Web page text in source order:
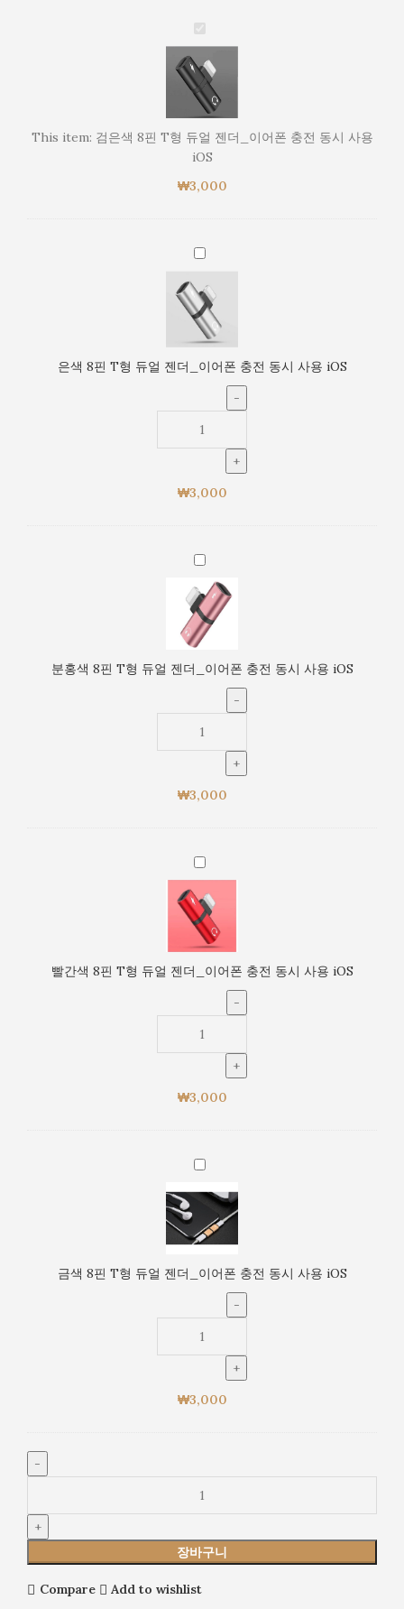
검
은
색
8
핀
형
듀
얼
_
어
폰
충
전
동
용
This item: 검은색 8핀 T형 듀얼 젠더_이어폰 충전 동시 사용
iOS
₩3,000
은
8
핀
T
형
듀
젠
더
_
어
동
시
사
용
iOS
은색 8핀 T형 듀얼 젠더_이어폰 충전 동시 사용 iOS
₩3,000
분
색
8
핀
형
얼
젠
이
충
동
시
사
용
iOS
분홍색 8핀 T형 듀얼 젠더_이어폰 충전 동시 사용 iOS
₩3,000
빨
간
색
8
핀
형
얼
젠
이
충
동
사
iOS
빨간색 8핀 T형 듀얼 젠더_이어폰 충전 동시 사용 iOS
₩3,000
금
T
듀
젠
더
어
동
시
용
iOS
금색 8핀 T형 듀얼 젠더_이어폰 충전 동시 사용 iOS
₩3,000
장바구니
Compare Add to wishlist